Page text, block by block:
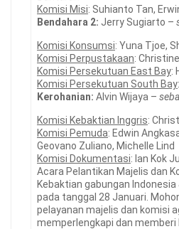
Komisi Misi: Suhianto Tan,
Bendahara 2: Jerry Sugiarto –
Komisi Konsumsi: Yuna Tjoe,
Komisi Perpustakaan:
Komisi Persekutuan East Bay:
Komisi Persekutuan South Bay
Kerohanian: Alvin Wijaya –
Komisi Kebaktian Inggris:
Komisi Pemuda: Edwin
Geovano Zuliano, Michelle Lind
Komisi Dokumentasi: Ian Kok
Acara Pelantikan Majelis dan
Kebaktian gabungan Indonesia
pada tanggal 28 Januari.
pelayanan majelis dan komisi
memperlengkapi dan